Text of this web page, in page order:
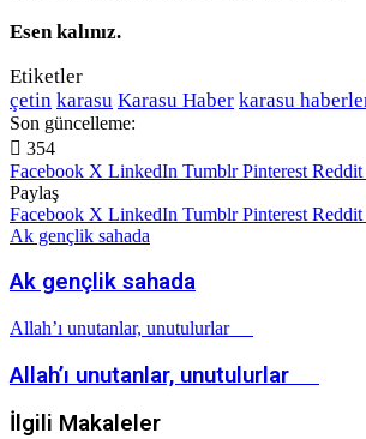
Esen kalınız.
Etiketler
çetin karasu Karasu Haber karasu
Son güncelleme:
354
Facebook X LinkedIn Tumblr Pinterest Reddit
Paylaş
Facebook X LinkedIn Tumblr Pinterest Reddit
Ak gençlik sahada
Ak gençlik sahada
Allah’ı unutanlar, unutulurlar
Allah’ı unutanlar, unutulurlar
İlgili Makaleler